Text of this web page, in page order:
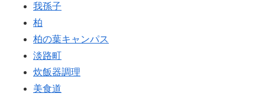
我孫子
柏
柏の葉キャンパス
淡路町
炊飯器調理
美食道